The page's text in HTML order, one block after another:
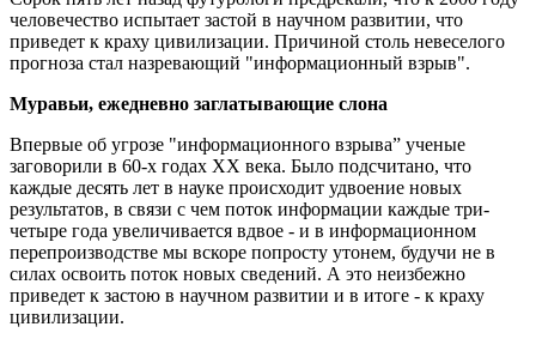
человечество испытает застой в научном развитии, что
приведет к краху цивилизации. Причиной столь невеселого
прогноза стал назревающий "информационный взрыв".
Муравьи, ежедневно заглатывающие слона
Впервые об угрозе "информационного взрыва” ученые
заговорили в 60-х годах XX века. Было подсчитано, что
каждые десять лет в науке происходит удвоение новых
результатов, в связи с чем поток информации каждые три-
четыре года увеличивается вдвое - и в информационном
перепроизводстве мы вскоре попросту утонем, будучи не в
силах освоить поток новых сведений. А это неизбежно
приведет к застою в научном развитии и в итоге - к краху
цивилизации.